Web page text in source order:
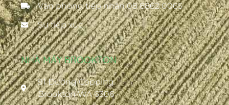
Văn phòng tiếp nhận 08 8862 0065
Sự tiếp xúc
NHÀ MÁY BROOKTON
91 Đường Copping
Brookton WA 6306 ·